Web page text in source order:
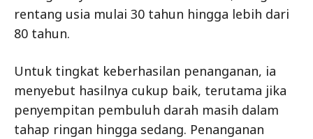
rentang usia mulai 30 tahun hingga lebih dari
80 tahun.
Untuk tingkat keberhasilan penanganan, ia
menyebut hasilnya cukup baik, terutama jika
penyempitan pembuluh darah masih dalam
tahap ringan hingga sedang. Penanganan